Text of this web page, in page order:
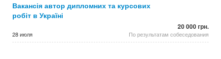
Вакансія автор дипломних та курсових
робіт в Україні
28 июля
20 000 грн.
По результатам собеседования